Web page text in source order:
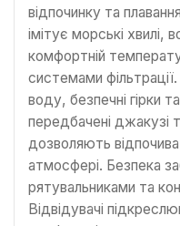
відпочинку та
імітує морські хвилі,
комфортній
системами
воду, безпечні гірки
передбачені джакузі
дозволяють
атмосфері. Безпека
рятувальниками та
Відвідувачі